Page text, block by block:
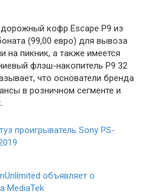
кофр Escape P9 из
(99,00 евро) для вывоза
на пикник, а также имеется
флэш-накопитель P9 32
что основатели бренда
в розничном сегменте и
проигрыватель Sony PS-
объявляет о
MediaTek